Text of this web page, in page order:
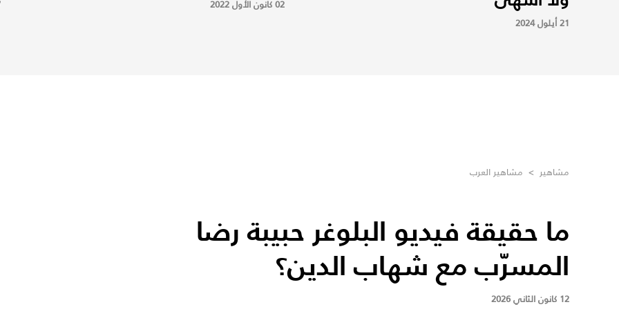
21 أيلول 2024
02 كانون الأول 2022
مشاهير > مشاهير العرب
ما حقيقة فيديو البلوغر حبيبة رضا
المسرّب مع شهاب الدين؟
12 كانون الثاني 2026